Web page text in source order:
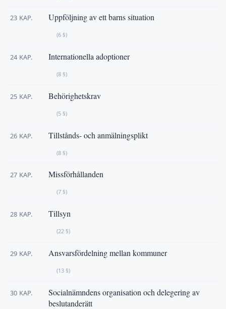
23 KAP. Uppföljning av ett barns situation
(6 §)
24 KAP. Internationella adoptioner
(8 §)
25 KAP. Behörighetskrav
(5 §)
26 KAP. Tillstånds- och anmälningsplikt
(8 §)
27 KAP. Missförhållanden
(7 §)
28 KAP. Tillsyn
(22 §)
29 KAP. Ansvarsfördelning mellan kommuner
(13 §)
30 KAP.
Socialnämndens organisation och delegering av
beslutanderätt